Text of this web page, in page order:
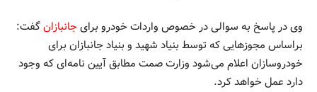
وی در پاسخ به سوالی در خصوص واردات خودرو برایجانبازانگفت:
براساس مجوزهایی که توسط بنیاد شهید و بنیاد جانبازان برای
خودروسازان اعلام می‌شود وزارت صمت مطابق آیین نامه‌ای که وجود
دارد عمل خواهد کرد.